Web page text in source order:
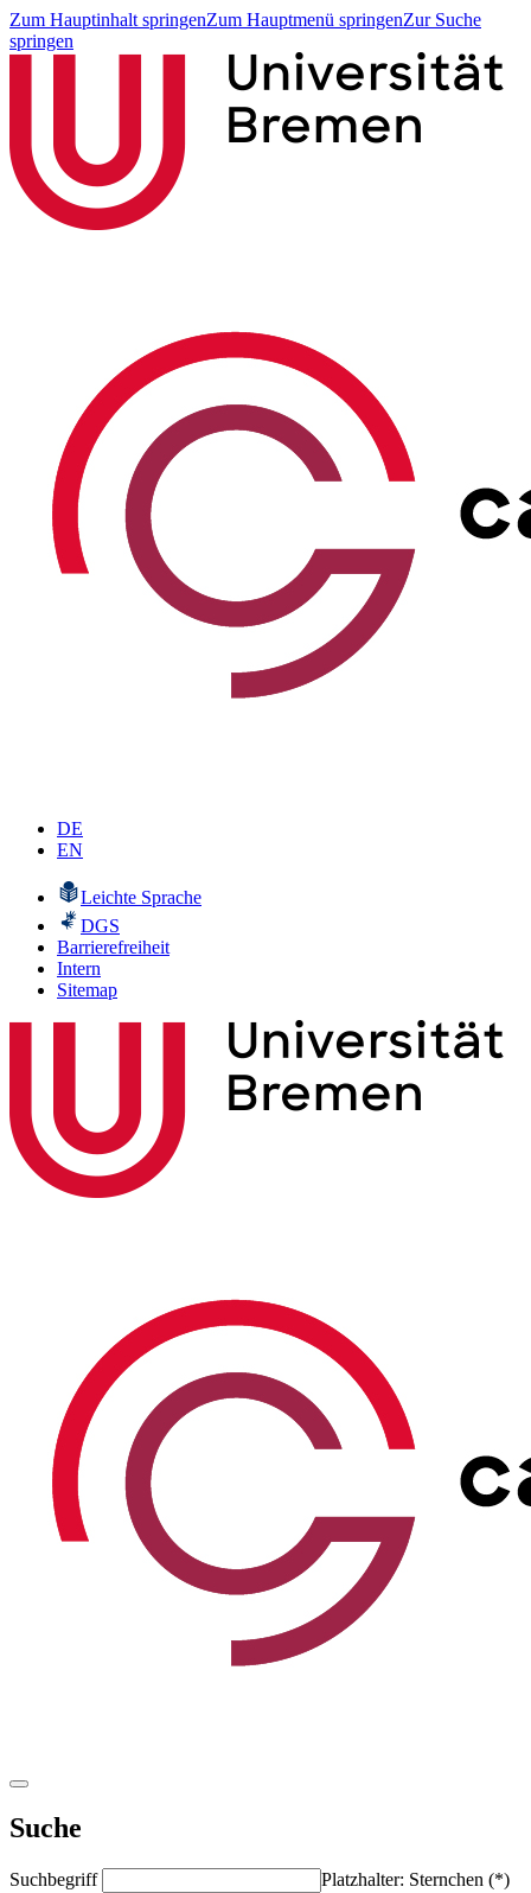
Zum Hauptinhalt springenZum Hauptmenü springenZur Suche
springen
DE
EN
Leichte Sprache
DGS
Barrierefreiheit
Intern
Sitemap
Suche
Suchbegriff
Platzhalter: Sternchen (*)